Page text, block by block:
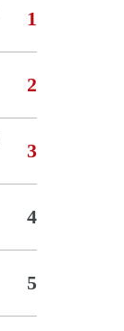
1
2
3
4
5